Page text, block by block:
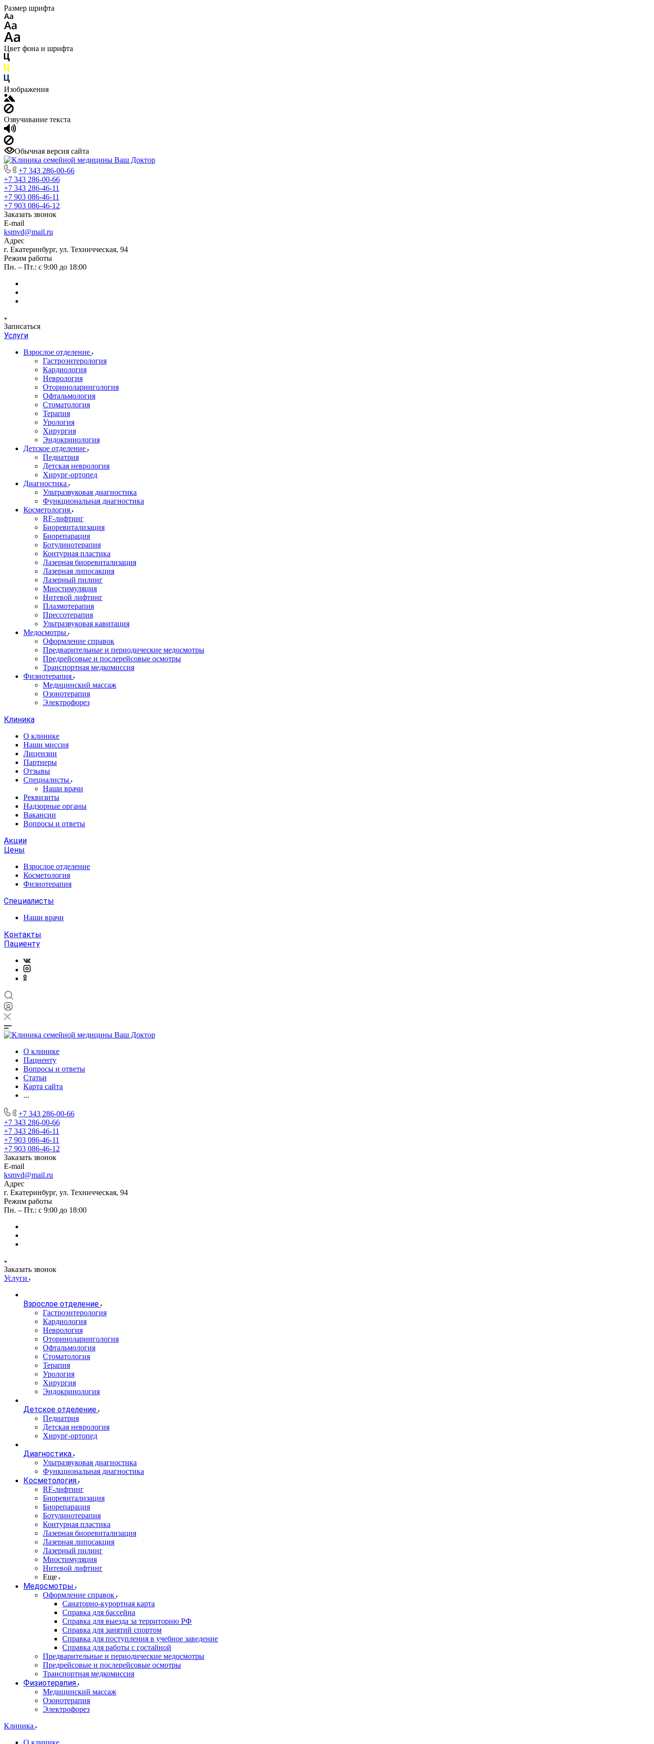
Размер шрифта
Цвет фона и шрифта
Изображения
Озвучивание текста
Обычная версия сайта
+7 343 286-00-66
+7 343 286-00-66
+7 343 286-46-11
+7 903 086-46-11
+7 903 086-46-12
Заказать звонок
E-mail
ksmvd@mail.ru
Адрес
г. Екатеринбург, ул. Техничческая, 94
Режим работы
Пн. – Пт.: с 9:00 до 18:00
Записаться
Услуги
Взрослое отделение
Гастроэнтерология
Кардиология
Неврология
Оториноларингология
Офтальмология
Стоматология
Терапия
Урология
Хирургия
Эндокринология
Детское отделение
Педиатрия
Детская неврология
Хирург-ортопед
Диагностика
Ультразвуковая диагностика
Функциональная диагностика
Косметология
RF-лифтинг
Биоревитализация
Биорепарация
Ботулинотерапия
Контурная пластика
Лазерная биоревитализация
Лазерная липосакция
Лазерный пилинг
Миостимуляция
Нитевой лифтинг
Плазмотерапия
Прессотерапия
Ультразвуковая кавитация
Медосмотры
Оформление справок
Предварительные и периодические медосмотры
Предрейсовые и послерейсовые осмотры
Транспортная медкомиссия
Физиотерапия
Медицинский массаж
Озонотерапия
Электрофорез
Клиника
О клинике
Наши миссия
Лицензии
Партнеры
Отзывы
Специалисты
Наши врачи
Реквизиты
Надзорные органы
Вакансии
Вопросы и ответы
Акции
Цены
Взрослое отделение
Косметология
Физиотерапия
Специалисты
Наши врачи
Контакты
Пациенту
О клинике
Пациенту
Вопросы и ответы
Статьи
Карта сайта
...
+7 343 286-00-66
+7 343 286-00-66
+7 343 286-46-11
+7 903 086-46-11
+7 903 086-46-12
Заказать звонок
E-mail
ksmvd@mail.ru
Адрес
г. Екатеринбург, ул. Техничческая, 94
Режим работы
Пн. – Пт.: с 9:00 до 18:00
Заказать звонок
Услуги
Взрослое отделение
Гастроэнтерология
Кардиология
Неврология
Оториноларингология
Офтальмология
Стоматология
Терапия
Урология
Хирургия
Эндокринология
Детское отделение
Педиатрия
Детская неврология
Хирург-ортопед
Диагностика
Ультразвуковая диагностика
Функциональная диагностика
Косметология
RF-лифтинг
Биоревитализация
Биорепарация
Ботулинотерапия
Контурная пластика
Лазерная биоревитализация
Лазерная липосакция
Лазерный пилинг
Миостимуляция
Нитевой лифтинг
Еще
Медосмотры
Оформление справок
Санаторно-курортная карта
Справка для бассейна
Справка для выезда за территорию РФ
Справка для занятий спортом
Справка для поступления в учебное заведение
Справка для работы с гостайной
Предварительные и периодические медосмотры
Предрейсовые и послерейсовые осмотры
Транспортная медкомиссия
Физиотерапия
Медицинский массаж
Озонотерапия
Электрофорез
Клиника
О клинике